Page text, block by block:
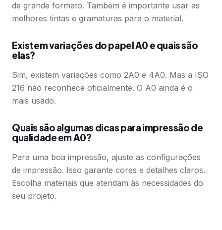
de grande formato. Também é importante usar as
melhores tintas e gramaturas para o material.
Existem variações do papel A0 e quais são
elas?
Sim, existem variações como 2A0 e 4A0. Mas a ISO
216 não reconhece oficialmente. O A0 ainda é o
mais usado.
Quais são algumas dicas para impressão de
qualidade em A0?
Para uma boa impressão, ajuste as configurações
de impressão. Isso garante cores e detalhes claros.
Escolha materiais que atendam às necessidades do
seu projeto.